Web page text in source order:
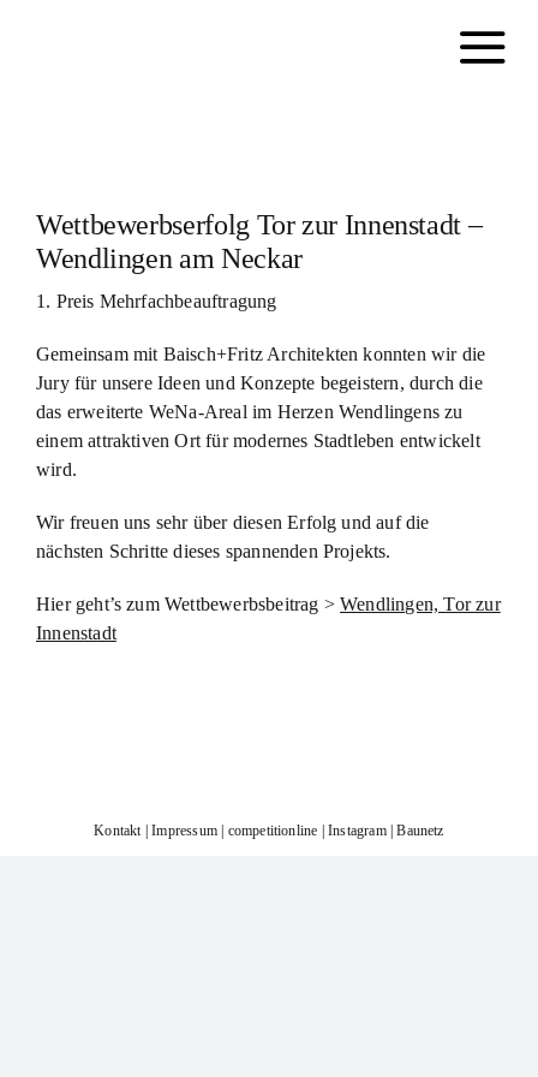
Wettbewerbserfolg Tor zur Innenstadt –
Wendlingen am Neckar
1. Preis Mehrfachbeauftragung
Gemeinsam mit Baisch+Fritz Architekten konnten wir die
Jury für unsere Ideen und Konzepte begeistern, durch die
das erweiterte WeNa-Areal im Herzen Wendlingens zu
einem attraktiven Ort für modernes Stadtleben entwickelt
wird.
Wir freuen uns sehr über diesen Erfolg und auf die
nächsten Schritte dieses spannenden Projekts.
Hier geht’s zum Wettbewerbsbeitrag >Wendlingen, Tor zur
Innenstadt
Kontakt |Impressum| competitionline |Instagram|Baunetz